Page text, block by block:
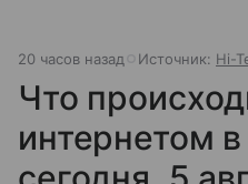
20 часов назад Источник: Hi-
Что
интернетом